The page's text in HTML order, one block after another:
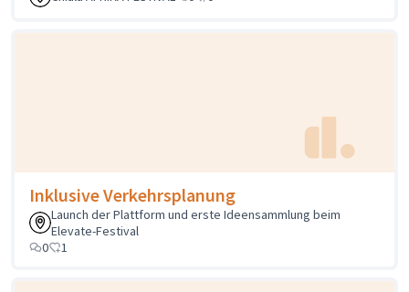
Inklusive Verkehrsplanung
Launch der Plattform und erste Ideensammlung beim
Elevate-Festival
0
1